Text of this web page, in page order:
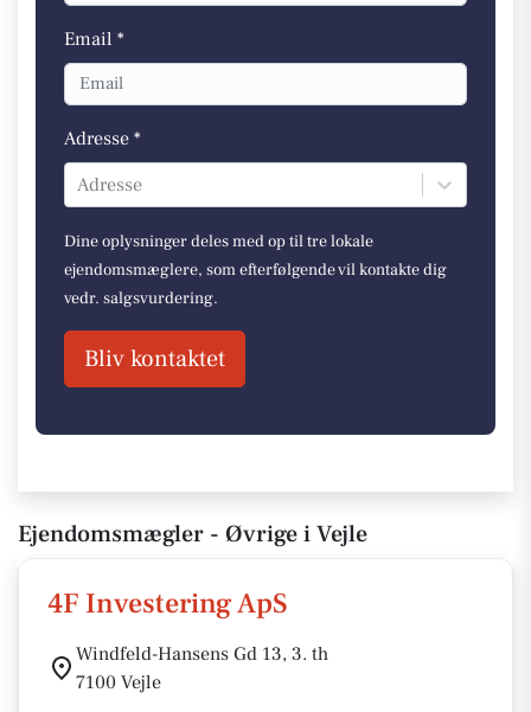
Email *
Adresse *
Adresse
Dine oplysninger deles med op til tre lokale
ejendomsmæglere, som efterfølgende vil kontakte dig
vedr. salgsvurdering.
Bliv kontaktet
Ejendomsmægler - Øvrige i Vejle
4F Investering ApS
Windfeld-Hansens Gd 13, 3. th
7100 Vejle